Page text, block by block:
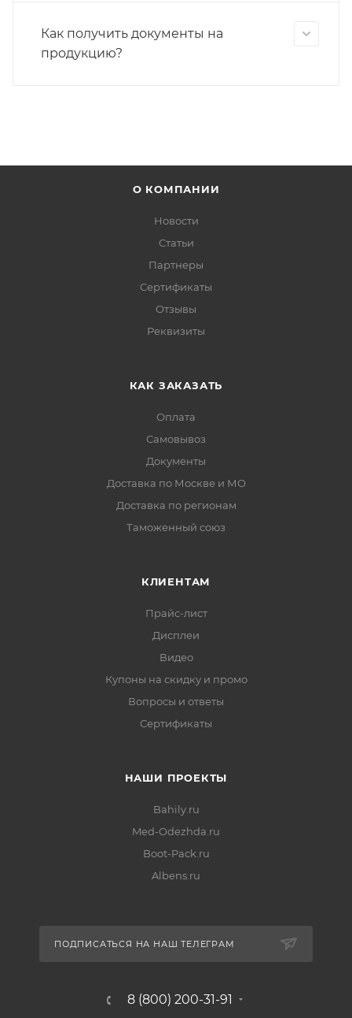
Как получить документы на
продукцию?
О КОМПАНИИ
Новости
Статьи
Партнеры
Сертификаты
Отзывы
Реквизиты
КАК ЗАКАЗАТЬ
Оплата
Самовывоз
Документы
Доставка по Москве и МО
Доставка по регионам
Таможенный союз
КЛИЕНТАМ
Прайс-лист
Дисплеи
Видео
Купоны на скидку и промо
Вопросы и ответы
Сертификаты
НАШИ ПРОЕКТЫ
Bahily.ru
Med-Odezhda.ru
Boot-Pack.ru
Albens.ru
ПОДПИСАТЬСЯ НА НАШ ТЕЛЕГРАМ
8 (800) 200-31-91